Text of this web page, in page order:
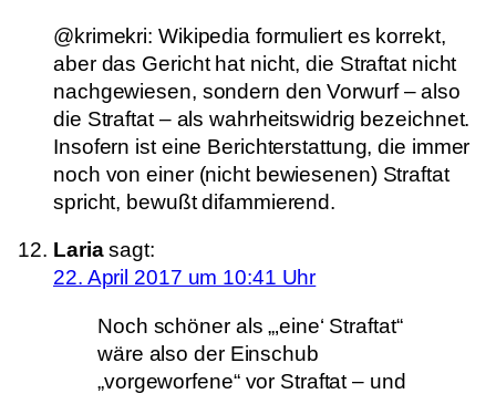
@krimekri: Wikipedia formuliert es korrekt,
aber das Gericht hat nicht, die Straftat nicht
nachgewiesen, sondern den Vorwurf – also
die Straftat – als wahrheitswidrig bezeichnet.
Insofern ist eine Berichterstattung, die immer
noch von einer (nicht bewiesenen) Straftat
spricht, bewußt difammierend.
Laria sagt:
22. April 2017 um 10:41 Uhr
Noch schöner als „‚eine‘ Straftat“
wäre also der Einschub
„vorgeworfene“ vor Straftat – und